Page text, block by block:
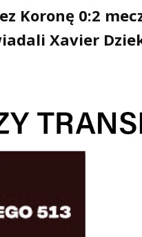
Koronę 0:2
Xavier